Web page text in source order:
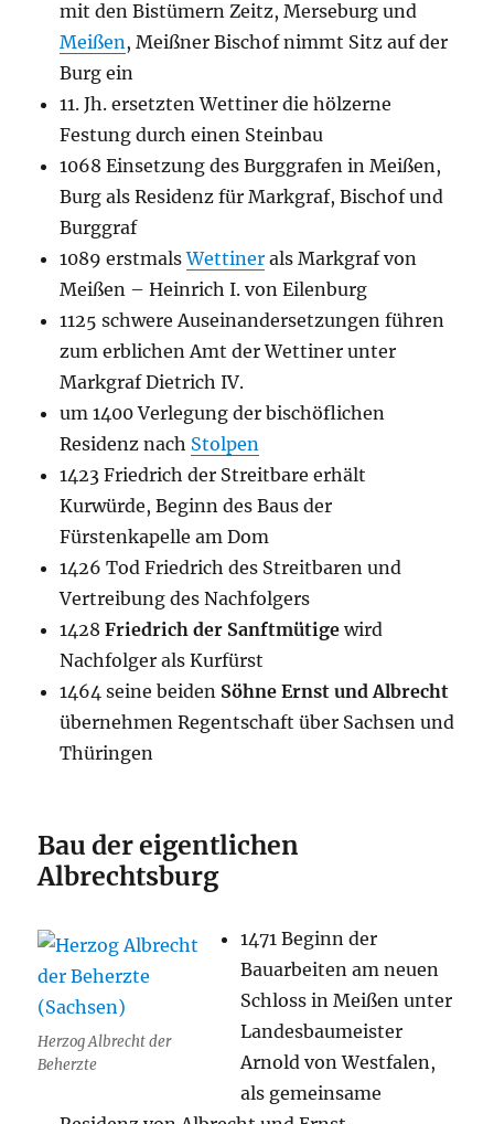
mit den Bistümern Zeitz, Merseburg und
Meißen , Meißner Bischof nimmt Sitz auf der
Burg ein
11. Jh. ersetzten Wettiner die hölzerne
Festung durch einen Steinbau
1068 Einsetzung des Burggrafen in Meißen,
Burg als Residenz für Markgraf, Bischof und
Burggraf
1089 erstmalsWettiner als Markgraf von
Meißen – Heinrich I. von Eilenburg
1125 schwere Auseinandersetzungen führen
zum erblichen Amt der Wettiner unter
Markgraf Dietrich IV.
um 1400 Verlegung der bischöflichen
Residenz nach Stolpen
1423 Friedrich der Streitbare erhält
Kurwürde, Beginn des Baus der
Fürstenkapelle am Dom
1426 Tod Friedrich des Streitbaren und
Vertreibung des Nachfolgers
1428Friedrich der Sanftmütige wird
Nachfolger als Kurfürst
1464 seine beiden Söhne Ernst und Albrecht
übernehmen Regentschaft über Sachsen und
Thüringen
Bau der eigentlichen
Albrechtsburg
Herzog Albrecht der
Beherzte
1471 Beginn der
Bauarbeiten am neuen
Schloss in Meißen unter
Landesbaumeister
Arnold von Westfalen,
als gemeinsame